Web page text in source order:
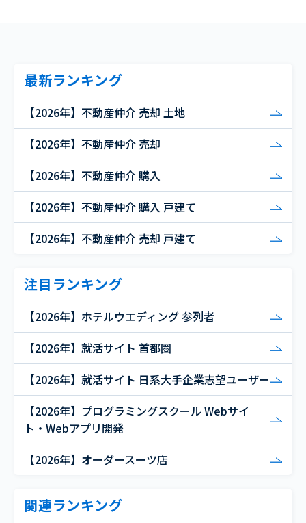
最新ランキング
【2026年】不動産仲介 売却 土地
【2026年】不動産仲介 売却
【2026年】不動産仲介 購入
【2026年】不動産仲介 購入 戸建て
【2026年】不動産仲介 売却 戸建て
注目ランキング
【2026年】ホテルウエディング 参列者
【2026年】就活サイト 首都圏
【2026年】就活サイト 日系大手企業志望ユーザー
【2026年】プログラミングスクール Webサイ
ト・Webアプリ開発
【2026年】オーダースーツ店
関連ランキング